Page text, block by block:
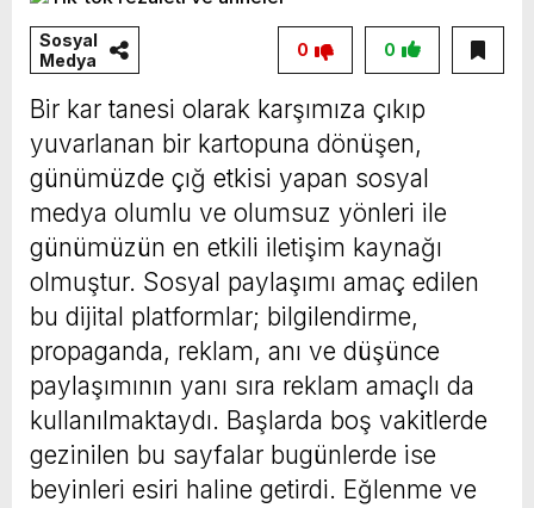
Sosyal
Medya
0
0
Bir kar tanesi olarak karşımıza çıkıp
yuvarlanan bir kartopuna dönüşen,
günümüzde çığ etkisi yapan sosyal
medya olumlu ve olumsuz yönleri ile
günümüzün en etkili iletişim kaynağı
olmuştur. Sosyal paylaşımı amaç edilen
bu dijital platformlar; bilgilendirme,
propaganda, reklam, anı ve düşünce
paylaşımının yanı sıra reklam amaçlı da
kullanılmaktaydı. Başlarda boş vakitlerde
gezinilen bu sayfalar bugünlerde ise
beyinleri esiri haline getirdi. Eğlenme ve